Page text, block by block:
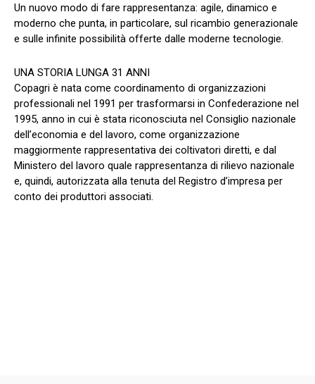
Un nuovo modo di fare rappresentanza: agile, dinamico e
moderno che punta, in particolare, sul ricambio generazionale
e sulle infinite possibilità offerte dalle moderne tecnologie.
UNA STORIA LUNGA 31 ANNI
Copagri è nata come coordinamento di organizzazioni
professionali nel 1991 per trasformarsi in Confederazione nel
1995, anno in cui è stata riconosciuta nel Consiglio nazionale
dell’economia e del lavoro, come organizzazione
maggiormente rappresentativa dei coltivatori diretti, e dal
Ministero del lavoro quale rappresentanza di rilievo nazionale
e, quindi, autorizzata alla tenuta del Registro d’impresa per
conto dei produttori associati.